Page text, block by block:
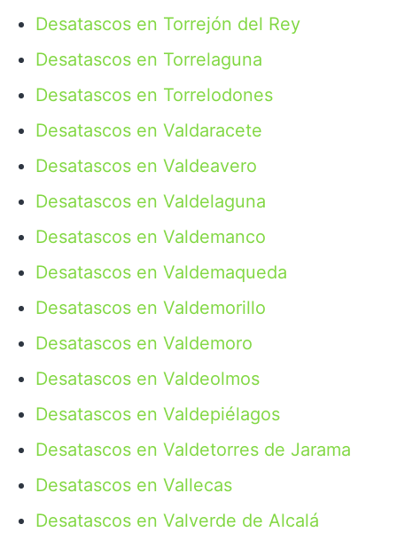
Desatascos en Torrejón del Rey
Desatascos en Torrelaguna
Desatascos en Torrelodones
Desatascos en Valdaracete
Desatascos en Valdeavero
Desatascos en Valdelaguna
Desatascos en Valdemanco
Desatascos en Valdemaqueda
Desatascos en Valdemorillo
Desatascos en Valdemoro
Desatascos en Valdeolmos
Desatascos en Valdepiélagos
Desatascos en Valdetorres de Jarama
Desatascos en Vallecas
Desatascos en Valverde de Alcalá